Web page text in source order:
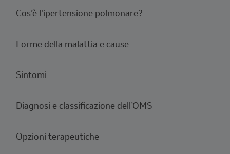
Cos’è l'ipertensione polmonare?
Forme della malattia e cause
Sintomi
Diagnosi e classificazione dell’OMS
Opzioni terapeutiche